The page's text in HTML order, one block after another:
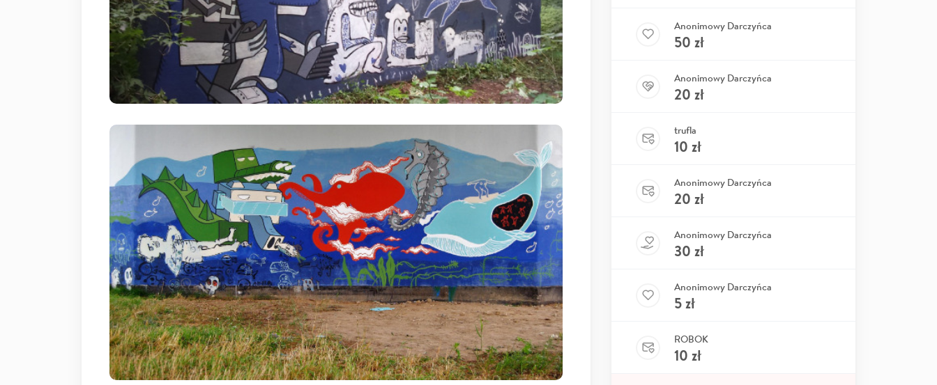
Anonimowy Darczyńca
50 zł
Anonimowy Darczyńca
20 zł
trufla
10 zł
Anonimowy Darczyńca
20 zł
Anonimowy Darczyńca
30 zł
Anonimowy Darczyńca
5zł
ROBOK
10 zł